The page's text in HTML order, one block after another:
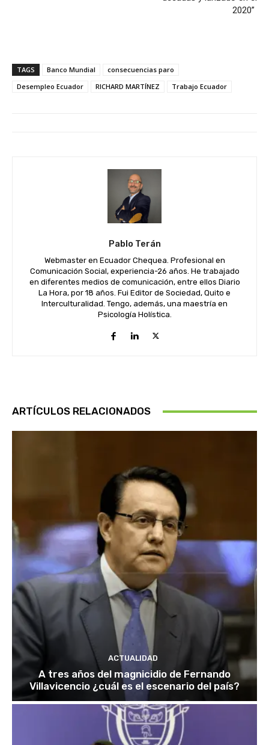
‌2020”‌ ‌
TAGS Banco Mundial
consecuencias paro
Desempleo Ecuador
RICHARD MARTÍNEZ Trabajo Ecuador
Pablo Terán
Webmaster en Ecuador Chequea. Profesional en
Comunicación Social, experiencia-26 años. He trabajado
en diferentes medios de comunicación, entre ellos Diario
La Hora, por 18 años. Fui Editor de Sociedad, Quito e
Interculturalidad. Tengo, además, una maestría en
Psicología Holística.
ARTÍCULOS RELACIONADOS
ACTUALIDAD
A tres años del magnicidio de Fernando
Villavicencio ¿cuál es el escenario del país?